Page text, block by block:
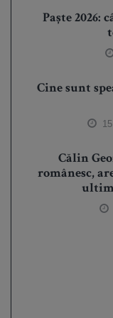
Paște 2026:
Cine sunt
Călin
românesc,